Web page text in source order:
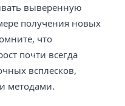
выверенную
получения новых
что
почти всегда
всплесков,
методами.